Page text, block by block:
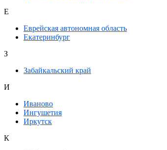
Е
Еврейская автономная область
Екатеринбург
З
Забайкальский край
И
Иваново
Ингушетия
Иркутск
К